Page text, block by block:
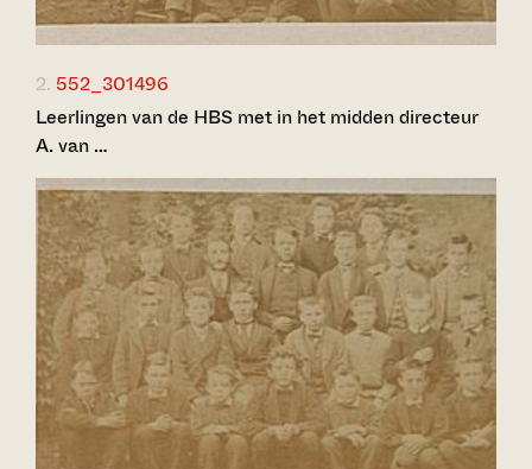
2. 552_301496
Leerlingen van de HBS met in het midden directeur
A. van …